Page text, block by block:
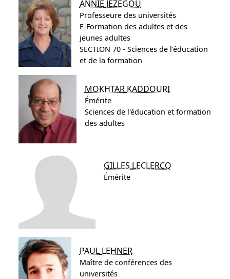
ANNIE JÉZÉGOU
Professeure des universités
E-Formation des adultes et des
jeunes adultes
SECTION 70 - Sciences de l'éducation
et de la formation
MOKHTAR KADDOURI
Émérite
Sciences de l'éducation et formation
des adultes
GILLES LECLERCQ
Émérite
PAUL LEHNER
Maître de conférences des
universités